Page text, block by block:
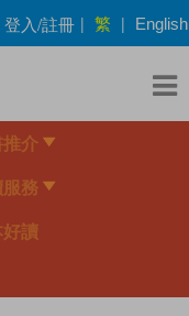
登入/註冊 | 繁 | English
推介
服務
讀